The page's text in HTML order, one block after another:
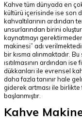
Kahve tüm dünyada en
kültürü içerisinde ise son
kahvaltılarının ardından
unsurlarından birini
kaynatmayı
makinesi” adı
bir kısma alınmaktadır.
ısıtılmasının ardından
dükkanları ile evrensel
daha fazla tanınır hale
giderek artması ile
başlanmıştır.
Kahve